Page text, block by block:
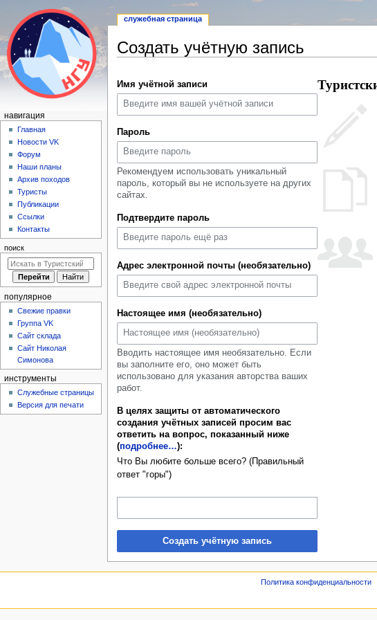
Создать учётную запись
к
навигации
к
поиску
Имя учётной записи
Пароль
Рекомендуем использовать уникальный
пароль, который вы не используете на других
сайтах.
Подтвердите пароль
Адрес электронной почты (необязательно)
Настоящее имя (необязательно)
Вводить настоящее имя необязательно. Если
вы заполните его, оно может быть
использовано для указания авторства ваших
работ.
В целях защиты от автоматического
создания учётных записей просим вас
ответить на вопрос, показанный ниже
(подробнее…):
Что Вы любите больше всего? (Правильный
ответ "горы")
Создать учётную запись
Н
я
служебная страница
навигация
Главная
Новости VK
Форум
Наши планы
Архив походов
Туристы
Публикации
Ссылки
Контакты
поиск
популярное
Свежие правки
Группа VK
Сайт склада
Сайт Николая
Симонова
инструменты
Служебные страницы
Версия для печати
Политика конфиденциальности